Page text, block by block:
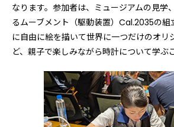
なります。参加者は、ミュージアムの見学
るムーブメント（駆動装置）Cal.2035の
に自由に絵を描いて世界に一つだけのオリ
ど、親子で楽しみながら時計について学ぶ